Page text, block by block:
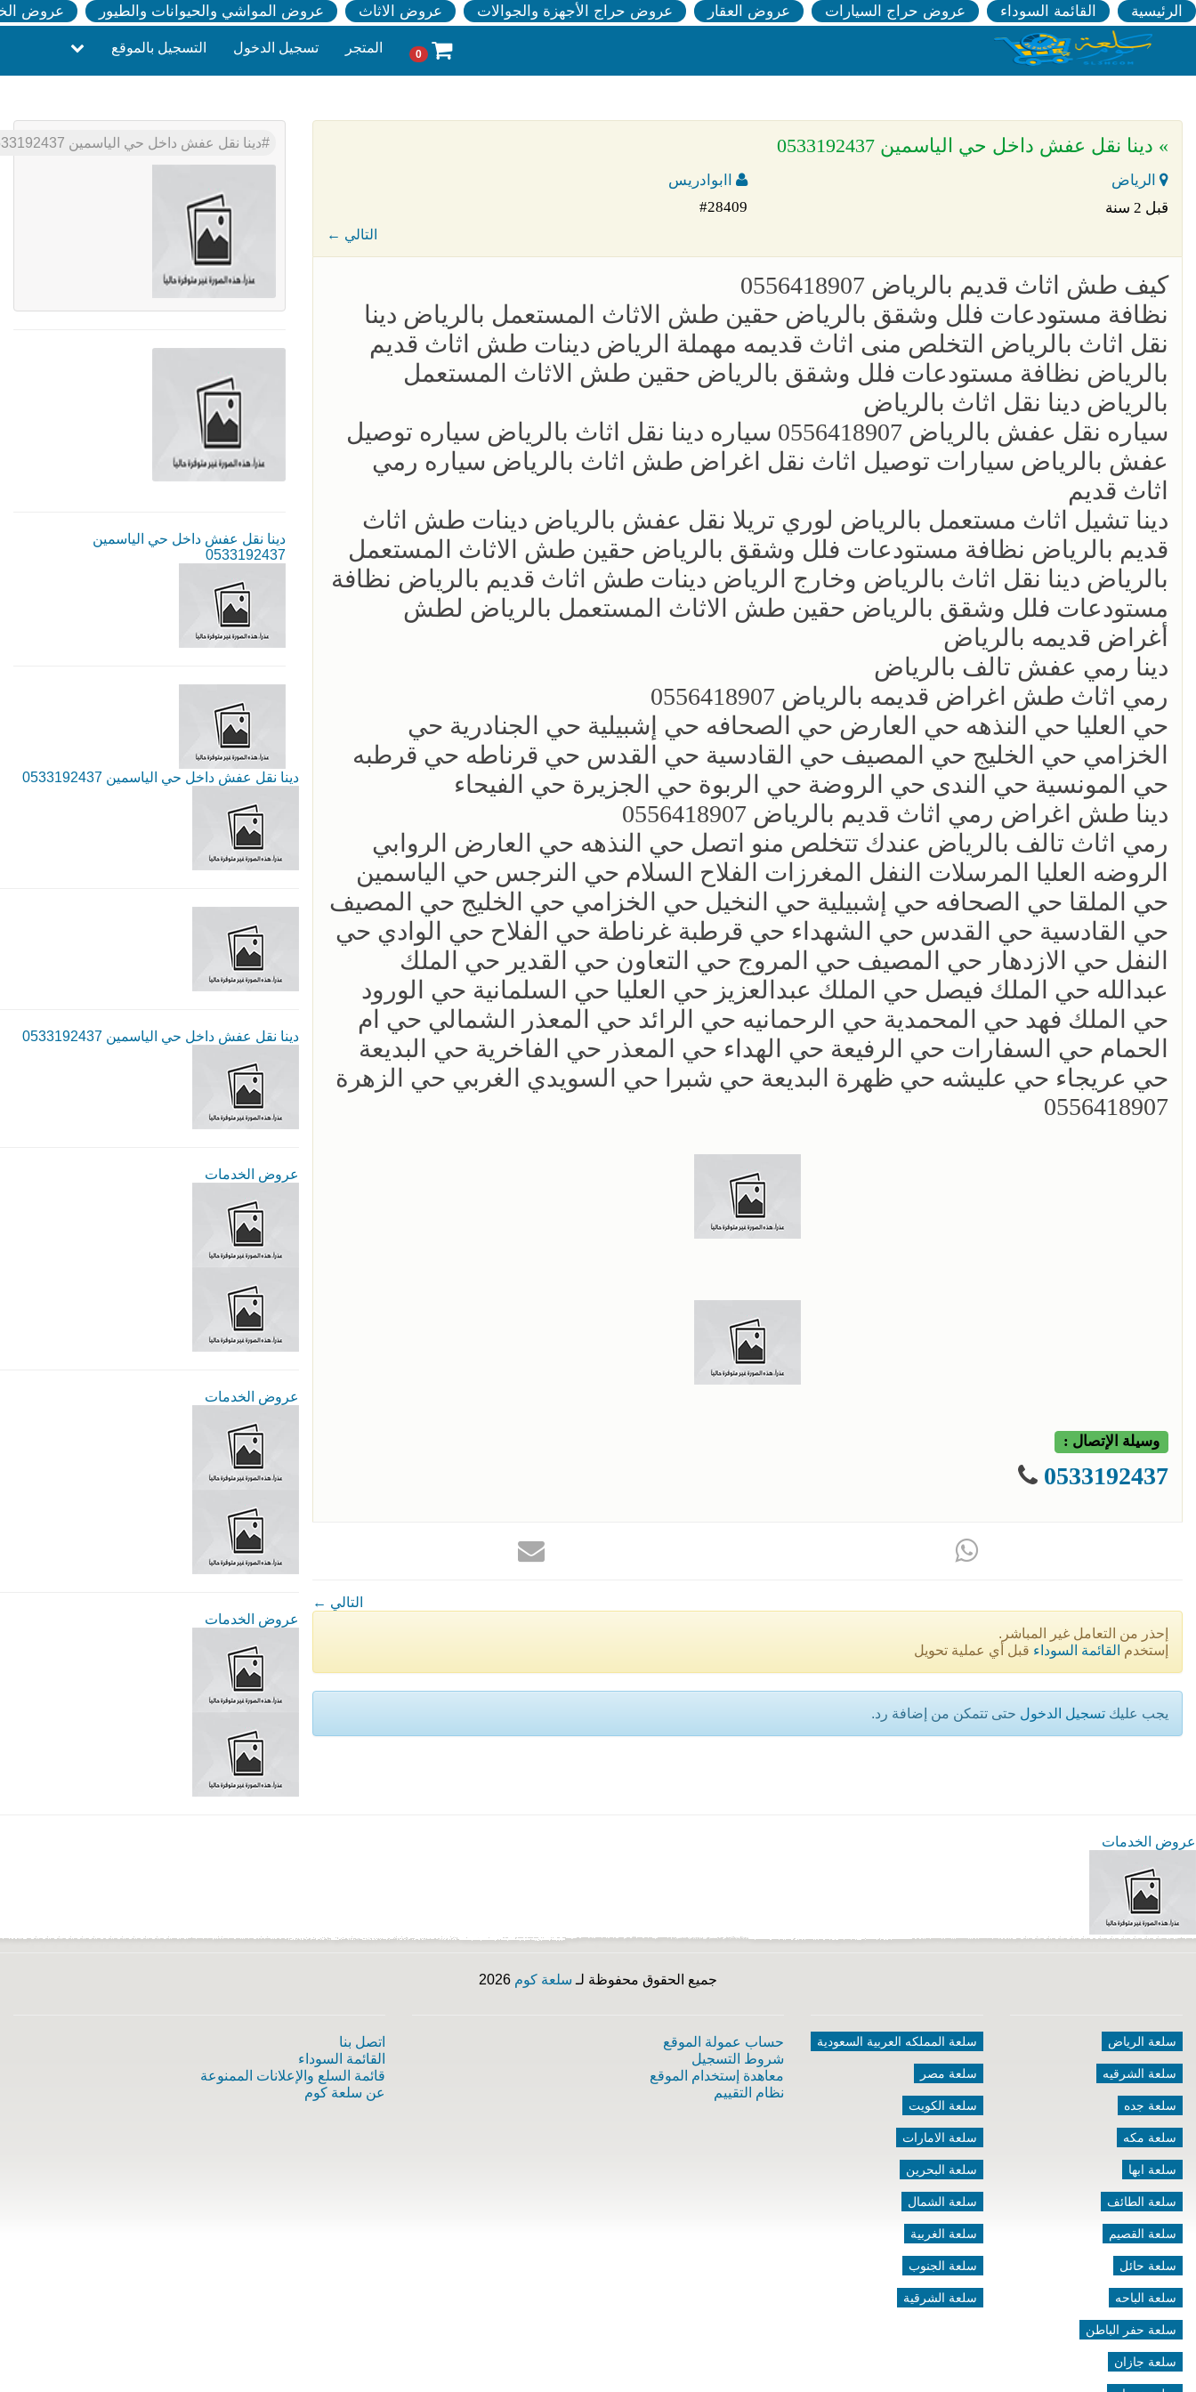
الرئيسية القائمة السوداء عروض حراج السيارات عروض العقار عروض حراج الأجهزة والجوالات عروض الاثاث عروض المواشي والحيوانات والطيور عروض
0 المتجر تسجيل الدخول التسجيل بالموقع
» دينا نقل عفش داخل حي الياسمين 0533192437
الرياض
اابوادريس
قبل 2 سنة
#28409
← التالي
‏كيف طش اثاث قديم بالرياض 0556418907
نظافة مستودعات فلل وشقق بالرياض حقين طش الاثاث المستعمل بالرياض دينا
نقل اثاث بالرياض التخلص منى اثاث قديمه مهملة الرياض دينات طش اثاث قديم
بالرياض نظافة مستودعات فلل وشقق بالرياض حقين طش الاثاث المستعمل
بالرياض دينا نقل اثاث بالرياض
‏سياره نقل عفش بالرياض 0556418907 سياره دينا نقل اثاث بالرياض سياره توصيل
عفش بالرياض سيارات توصيل اثاث نقل اغراض طش اثاث بالرياض سياره رمي
اثاث قديم
‏دينا تشيل اثاث مستعمل بالرياض لوري تريلا نقل عفش بالرياض دينات طش اثاث
قديم بالرياض نظافة مستودعات فلل وشقق بالرياض حقين طش الاثاث المستعمل
بالرياض دينا نقل اثاث بالرياض وخارج الرياض دينات طش اثاث قديم بالرياض نظافة
مستودعات فلل وشقق بالرياض حقين طش الاثاث المستعمل بالرياض لطش
أغراض قديمه بالرياض
‏دينا رمي عفش تالف بالرياض
رمي اثاث طش اغراض قديمه بالرياض 0556418907
حي العليا حي النذهه حي العارض حي الصحافه حي إشبيلية حي الجنادرية حي
الخزامي حي الخليج حي المصيف حي القادسية حي القدس حي قرناطه حي قرطبه
حي المونسية حي الندى حي الروضة حي الربوة حي الجزيرة حي الفيحاء
‏دينا طش اغراض رمي اثاث قديم بالرياض 0556418907
رمي اثاث تالف بالرياض عندك تتخلص منو اتصل حي النذهه حي العارض الروابي
الروضه العليا المرسلات النفل المغرزات الفلاح السلام حي النرجس حي الياسمين
حي الملقا حي الصحافه حي إشبيلية حي النخيل حي الخزامي حي الخليج حي المصيف
حي القادسية حي القدس حي الشهداء حي قرطبة غرناطة حي الفلاح حي الوادي حي
النفل حي الازدهار حي المصيف حي المروج حي التعاون حي القدير حي الملك
عبدالله حي الملك فيصل حي الملك عبدالعزيز حي العليا حي السلمانية حي الورود
حي الملك فهد حي المحمدية حي الرحمانيه حي الرائد حي المعذر الشمالي حي ام
الحمام حي السفارات حي الرفيعة حي الهداء حي المعذر حي الفاخرية حي البديعة
حي عريجاء حي عليشه حي ظهرة البديعة حي شبرا حي السويدي الغربي حي الزهرة
0556418907
وسيلة الإتصال :
0533192437
← التالي
إحذر من التعامل غير المباشر.
إستخدم القائمة السوداء قبل أي عملية تحويل
يجب عليك تسجيل الدخول حتى تتمكن من إضافة رد.
دينا نقل عفش داخل حي الياسمين 0533192437
دينا نقل عفش داخل حي الياسمين
0533192437
دينا نقل عفش داخل حي الياسمين 0533192437
دينا نقل عفش داخل حي الياسمين 0533192437
عروض الخدمات
عروض الخدمات
عروض الخدمات
عروض الخدمات
جميع الحقوق محفوظة لـ سلعة كوم
سلعة الرياض
سلعة الشرقيه
سلعة جده
سلعة مكه
سلعة ابها
سلعة الطائف
سلعة القصيم
سلعة حائل
سلعة الباحه
سلعة حفر الباطن
سلعة جازان
سلعة المملكه العربية السعودية
سلعة مصر
سلعة الكويت
سلعة الامارات
سلعة البحرين
سلعة الشمال
سلعة الغربية
سلعة الجنوب
سلعة الشرقية
حساب عمولة الموقع
شروط التسجيل
معاهدة إستخدام الموقع
نظام التقييم
اتصل بنا
القائمة السوداء
قائمة السلع والإعلانات الممنوعة
عن سلعة كوم